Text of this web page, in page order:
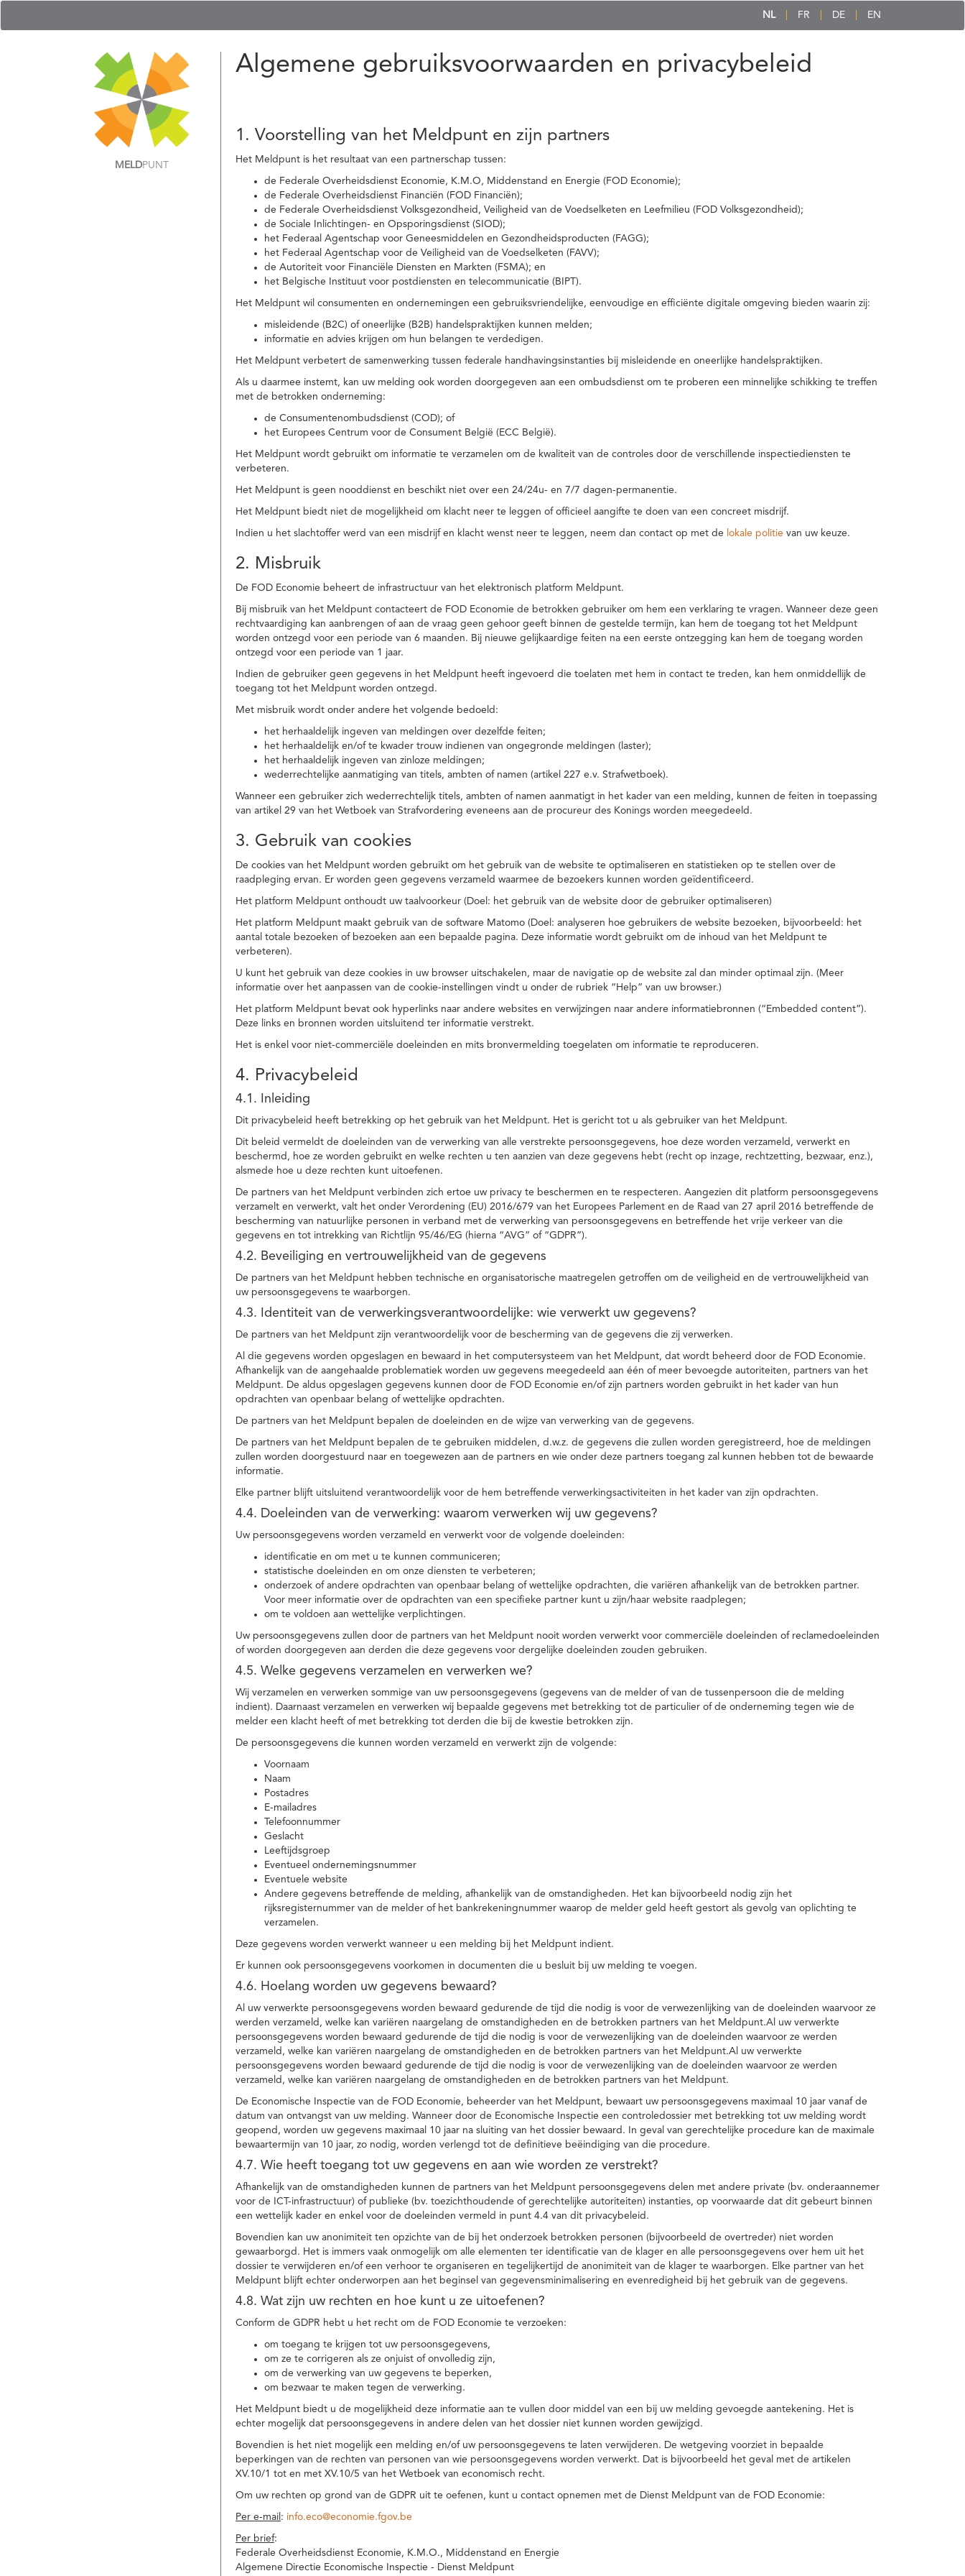
NL FR DE EN
MELDPUNT
Algemene gebruiksvoorwaarden en privacybeleid
1. Voorstelling van het Meldpunt en zijn partners
Het Meldpunt is het resultaat van een partnerschap tussen:
de Federale Overheidsdienst Economie, K.M.O, Middenstand en Energie (FOD Economie);
de Federale Overheidsdienst Financiën (FOD Financiën);
de Federale Overheidsdienst Volksgezondheid, Veiligheid van de Voedselketen en Leefmilieu (FOD Volksgezondheid);
de Sociale Inlichtingen- en Opsporingsdienst (SIOD);
het Federaal Agentschap voor Geneesmiddelen en Gezondheidsproducten (FAGG);
het Federaal Agentschap voor de Veiligheid van de Voedselketen (FAVV);
de Autoriteit voor Financiële Diensten en Markten (FSMA); en
het Belgische Instituut voor postdiensten en telecommunicatie (BIPT).
Het Meldpunt wil consumenten en ondernemingen een gebruiksvriendelijke, eenvoudige en efficiënte digitale omgeving bieden waarin zij:
misleidende (B2C) of oneerlijke (B2B) handelspraktijken kunnen melden;
informatie en advies krijgen om hun belangen te verdedigen.
Het Meldpunt verbetert de samenwerking tussen federale handhavingsinstanties bij misleidende en oneerlijke handelspraktijken.
Als u daarmee instemt, kan uw melding ook worden doorgegeven aan een ombudsdienst om te proberen een minnelijke schikking te treffen
met de betrokken onderneming:
de Consumentenombudsdienst (COD); of
het Europees Centrum voor de Consument België (ECC België).
Het Meldpunt wordt gebruikt om informatie te verzamelen om de kwaliteit van de controles door de verschillende inspectiediensten te
verbeteren.
Het Meldpunt is geen nooddienst en beschikt niet over een 24/24u- en 7/7 dagen-permanentie.
Het Meldpunt biedt niet de mogelijkheid om klacht neer te leggen of officieel aangifte te doen van een concreet misdrijf.
Indien u het slachtoffer werd van een misdrijf en klacht wenst neer te leggen, neem dan contact op met de lokale politie van uw keuze.
2. Misbruik
De FOD Economie beheert de infrastructuur van het elektronisch platform Meldpunt.
Bij misbruik van het Meldpunt contacteert de FOD Economie de betrokken gebruiker om hem een verklaring te vragen. Wanneer deze geen
rechtvaardiging kan aanbrengen of aan de vraag geen gehoor geeft binnen de gestelde termijn, kan hem de toegang tot het Meldpunt
worden ontzegd voor een periode van 6 maanden. Bij nieuwe gelijkaardige feiten na een eerste ontzegging kan hem de toegang worden
ontzegd voor een periode van 1 jaar.
Indien de gebruiker geen gegevens in het Meldpunt heeft ingevoerd die toelaten met hem in contact te treden, kan hem onmiddellijk de
toegang tot het Meldpunt worden ontzegd.
Met misbruik wordt onder andere het volgende bedoeld:
het herhaaldelijk ingeven van meldingen over dezelfde feiten;
het herhaaldelijk en/of te kwader trouw indienen van ongegronde meldingen (laster);
het herhaaldelijk ingeven van zinloze meldingen;
wederrechtelijke aanmatiging van titels, ambten of namen (artikel 227 e.v. Strafwetboek).
Wanneer een gebruiker zich wederrechtelijk titels, ambten of namen aanmatigt in het kader van een melding, kunnen de feiten in toepassing
van artikel 29 van het Wetboek van Strafvordering eveneens aan de procureur des Konings worden meegedeeld.
3. Gebruik van cookies
De cookies van het Meldpunt worden gebruikt om het gebruik van de website te optimaliseren en statistieken op te stellen over de
raadpleging ervan. Er worden geen gegevens verzameld waarmee de bezoekers kunnen worden geïdentificeerd.
Het platform Meldpunt onthoudt uw taalvoorkeur (Doel: het gebruik van de website door de gebruiker optimaliseren)
Het platform Meldpunt maakt gebruik van de software Matomo (Doel: analyseren hoe gebruikers de website bezoeken, bijvoorbeeld: het
aantal totale bezoeken of bezoeken aan een bepaalde pagina. Deze informatie wordt gebruikt om de inhoud van het Meldpunt te
verbeteren).
U kunt het gebruik van deze cookies in uw browser uitschakelen, maar de navigatie op de website zal dan minder optimaal zijn. (Meer
informatie over het aanpassen van de cookie-instellingen vindt u onder de rubriek “Help” van uw browser.)
Het platform Meldpunt bevat ook hyperlinks naar andere websites en verwijzingen naar andere informatiebronnen (“Embedded content”).
Deze links en bronnen worden uitsluitend ter informatie verstrekt.
Het is enkel voor niet-commerciële doeleinden en mits bronvermelding toegelaten om informatie te reproduceren.
4. Privacybeleid
4.1. Inleiding
Dit privacybeleid heeft betrekking op het gebruik van het Meldpunt. Het is gericht tot u als gebruiker van het Meldpunt.
Dit beleid vermeldt de doeleinden van de verwerking van alle verstrekte persoonsgegevens, hoe deze worden verzameld, verwerkt en
beschermd, hoe ze worden gebruikt en welke rechten u ten aanzien van deze gegevens hebt (recht op inzage, rechtzetting, bezwaar, enz.),
alsmede hoe u deze rechten kunt uitoefenen.
De partners van het Meldpunt verbinden zich ertoe uw privacy te beschermen en te respecteren. Aangezien dit platform persoonsgegevens
verzamelt en verwerkt, valt het onder Verordening (EU) 2016/679 van het Europees Parlement en de Raad van 27 april 2016 betreffende de
bescherming van natuurlijke personen in verband met de verwerking van persoonsgegevens en betreffende het vrije verkeer van die
gegevens en tot intrekking van Richtlijn 95/46/EG (hierna “AVG” of “GDPR”).
4.2. Beveiliging en vertrouwelijkheid van de gegevens
De partners van het Meldpunt hebben technische en organisatorische maatregelen getroffen om de veiligheid en de vertrouwelijkheid van
uw persoonsgegevens te waarborgen.
4.3. Identiteit van de verwerkingsverantwoordelijke: wie verwerkt uw gegevens?
De partners van het Meldpunt zijn verantwoordelijk voor de bescherming van de gegevens die zij verwerken.
Al die gegevens worden opgeslagen en bewaard in het computersysteem van het Meldpunt, dat wordt beheerd door de FOD Economie.
Afhankelijk van de aangehaalde problematiek worden uw gegevens meegedeeld aan één of meer bevoegde autoriteiten, partners van het
Meldpunt. De aldus opgeslagen gegevens kunnen door de FOD Economie en/of zijn partners worden gebruikt in het kader van hun
opdrachten van openbaar belang of wettelijke opdrachten.
De partners van het Meldpunt bepalen de doeleinden en de wijze van verwerking van de gegevens.
De partners van het Meldpunt bepalen de te gebruiken middelen, d.w.z. de gegevens die zullen worden geregistreerd, hoe de meldingen
zullen worden doorgestuurd naar en toegewezen aan de partners en wie onder deze partners toegang zal kunnen hebben tot de bewaarde
informatie.
Elke partner blijft uitsluitend verantwoordelijk voor de hem betreffende verwerkingsactiviteiten in het kader van zijn opdrachten.
4.4. Doeleinden van de verwerking: waarom verwerken wij uw gegevens?
Uw persoonsgegevens worden verzameld en verwerkt voor de volgende doeleinden:
identificatie en om met u te kunnen communiceren;
statistische doeleinden en om onze diensten te verbeteren;
onderzoek of andere opdrachten van openbaar belang of wettelijke opdrachten, die variëren afhankelijk van de betrokken partner.
Voor meer informatie over de opdrachten van een specifieke partner kunt u zijn/haar website raadplegen;
om te voldoen aan wettelijke verplichtingen.
Uw persoonsgegevens zullen door de partners van het Meldpunt nooit worden verwerkt voor commerciële doeleinden of reclamedoeleinden
of worden doorgegeven aan derden die deze gegevens voor dergelijke doeleinden zouden gebruiken.
4.5. Welke gegevens verzamelen en verwerken we?
Wij verzamelen en verwerken sommige van uw persoonsgegevens (gegevens van de melder of van de tussenpersoon die de melding
indient). Daarnaast verzamelen en verwerken wij bepaalde gegevens met betrekking tot de particulier of de onderneming tegen wie de
melder een klacht heeft of met betrekking tot derden die bij de kwestie betrokken zijn.
De persoonsgegevens die kunnen worden verzameld en verwerkt zijn de volgende:
Voornaam
Naam
Postadres
E-mailadres
Telefoonnummer
Geslacht
Leeftijdsgroep
Eventueel ondernemingsnummer
Eventuele website
Andere gegevens betreffende de melding, afhankelijk van de omstandigheden. Het kan bijvoorbeeld nodig zijn het
rijksregisternummer van de melder of het bankrekeningnummer waarop de melder geld heeft gestort als gevolg van oplichting te
verzamelen.
Deze gegevens worden verwerkt wanneer u een melding bij het Meldpunt indient.
Er kunnen ook persoonsgegevens voorkomen in documenten die u besluit bij uw melding te voegen.
4.6. Hoelang worden uw gegevens bewaard?
Al uw verwerkte persoonsgegevens worden bewaard gedurende de tijd die nodig is voor de verwezenlijking van de doeleinden waarvoor ze
werden verzameld, welke kan variëren naargelang de omstandigheden en de betrokken partners van het Meldpunt.Al uw verwerkte
persoonsgegevens worden bewaard gedurende de tijd die nodig is voor de verwezenlijking van de doeleinden waarvoor ze werden
verzameld, welke kan variëren naargelang de omstandigheden en de betrokken partners van het Meldpunt.Al uw verwerkte
persoonsgegevens worden bewaard gedurende de tijd die nodig is voor de verwezenlijking van de doeleinden waarvoor ze werden
verzameld, welke kan variëren naargelang de omstandigheden en de betrokken partners van het Meldpunt.
De Economische Inspectie van de FOD Economie, beheerder van het Meldpunt, bewaart uw persoonsgegevens maximaal 10 jaar vanaf de
datum van ontvangst van uw melding. Wanneer door de Economische Inspectie een controledossier met betrekking tot uw melding wordt
geopend, worden uw gegevens maximaal 10 jaar na sluiting van het dossier bewaard. In geval van gerechtelijke procedure kan de maximale
bewaartermijn van 10 jaar, zo nodig, worden verlengd tot de definitieve beëindiging van die procedure.
4.7. Wie heeft toegang tot uw gegevens en aan wie worden ze verstrekt?
Afhankelijk van de omstandigheden kunnen de partners van het Meldpunt persoonsgegevens delen met andere private (bv. onderaannemer
voor de ICT-infrastructuur) of publieke (bv. toezichthoudende of gerechtelijke autoriteiten) instanties, op voorwaarde dat dit gebeurt binnen
een wettelijk kader en enkel voor de doeleinden vermeld in punt 4.4 van dit privacybeleid.
Bovendien kan uw anonimiteit ten opzichte van de bij het onderzoek betrokken personen (bijvoorbeeld de overtreder) niet worden
gewaarborgd. Het is immers vaak onmogelijk om alle elementen ter identificatie van de klager en alle persoonsgegevens over hem uit het
dossier te verwijderen en/of een verhoor te organiseren en tegelijkertijd de anonimiteit van de klager te waarborgen. Elke partner van het
Meldpunt blijft echter onderworpen aan het beginsel van gegevensminimalisering en evenredigheid bij het gebruik van de gegevens.
4.8. Wat zijn uw rechten en hoe kunt u ze uitoefenen?
Conform de GDPR hebt u het recht om de FOD Economie te verzoeken:
om toegang te krijgen tot uw persoonsgegevens,
om ze te corrigeren als ze onjuist of onvolledig zijn,
om de verwerking van uw gegevens te beperken,
om bezwaar te maken tegen de verwerking.
Het Meldpunt biedt u de mogelijkheid deze informatie aan te vullen door middel van een bij uw melding gevoegde aantekening. Het is
echter mogelijk dat persoonsgegevens in andere delen van het dossier niet kunnen worden gewijzigd.
Bovendien is het niet mogelijk een melding en/of uw persoonsgegevens te laten verwijderen. De wetgeving voorziet in bepaalde
beperkingen van de rechten van personen van wie persoonsgegevens worden verwerkt. Dat is bijvoorbeeld het geval met de artikelen
XV.10/1 tot en met XV.10/5 van het Wetboek van economisch recht.
Om uw rechten op grond van de GDPR uit te oefenen, kunt u contact opnemen met de Dienst Meldpunt van de FOD Economie:
Per e-mail : info.eco@economie.fgov.be
Per brief:
Federale Overheidsdienst Economie, K.M.O., Middenstand en Energie
Algemene Directie Economische Inspectie - Dienst Meldpunt